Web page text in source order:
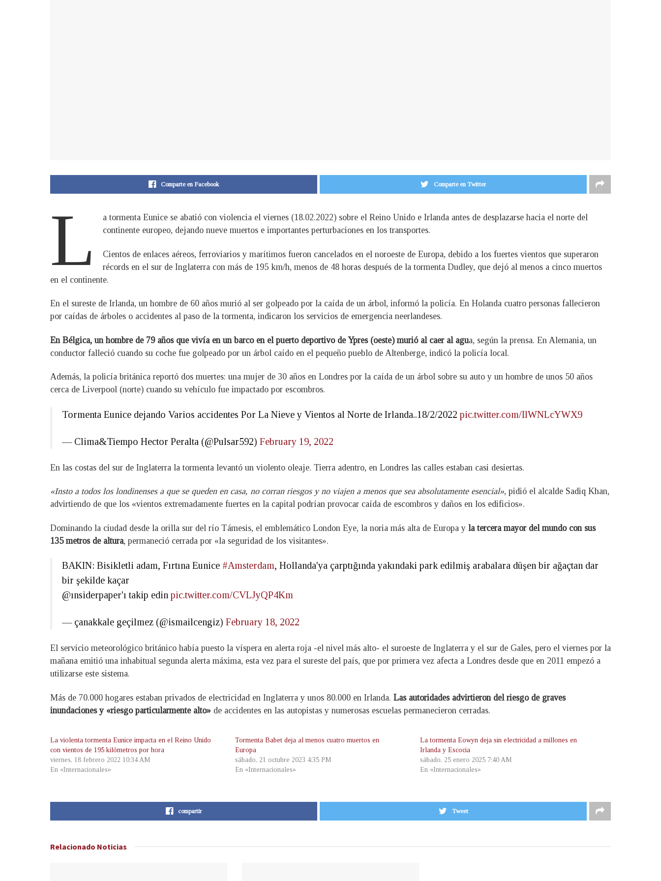
Comparte en Facebook Comparte en Twitter
L
a tormenta Eunice se abatió con violencia el viernes (18.02.2022) sobre el Reino Unido e Irlanda antes de desplazarse hacia el norte del
continente europeo, dejando nueve muertos e importantes perturbaciones en los transportes.
Cientos de enlaces aéreos, ferroviarios y marítimos fueron cancelados en el noroeste de Europa, debido a los fuertes vientos que superaron
récords en el sur de Inglaterra con más de 195 km/h, menos de 48 horas después de la tormenta Dudley, que dejó al menos a cinco muertos
en el continente.
En el sureste de Irlanda, un hombre de 60 años murió al ser golpeado por la caída de un árbol, informó la policía. En Holanda cuatro personas fallecieron
por caídas de árboles o accidentes al paso de la tormenta, indicaron los servicios de emergencia neerlandeses.
En Bélgica, un hombre de 79 años que vivía en un barco en el puerto deportivo de Ypres (oeste) murió al caer al agua, según la prensa. En Alemania, un
conductor falleció cuando su coche fue golpeado por un árbol caído en el pequeño pueblo de Altenberge, indicó la policía local.
Además, la policía británica reportó dos muertes: una mujer de 30 años en Londres por la caída de un árbol sobre su auto y un hombre de unos 50 años
cerca de Liverpool (norte) cuando su vehículo fue impactado por escombros.
Tormenta Eunice dejando Varios accidentes Por La Nieve y Vientos al Norte de Irlanda..18/2/2022 pic.twitter.com/IlWNLcYWX9
— Clima&Tiempo Hector Peralta (@Pulsar592) February 19, 2022
En las costas del sur de Inglaterra la tormenta levantó un violento oleaje. Tierra adentro, en Londres las calles estaban casi desiertas.
«Insto a todos los londinenses a que se queden en casa, no corran riesgos y no viajen a menos que sea absolutamente esencial», pidió el alcalde Sadiq Khan,
advirtiendo de que los «vientos extremadamente fuertes en la capital podrían provocar caída de escombros y daños en los edificios».
Dominando la ciudad desde la orilla sur del río Támesis, el emblemático London Eye, la noria más alta de Europa y la tercera mayor del mundo con sus
135 metros de altura, permaneció cerrada por «la seguridad de los visitantes».
BAKIN: Bisikletli adam, Fırtına Eunice #Amsterdam, Hollanda'ya çarptığında yakındaki park edilmiş arabalara düşen bir ağaçtan dar
bir şekilde kaçar
@ınsiderpaper'ı takip edin pic.twitter.com/CVLJyQP4Km
— çanakkale geçilmez (@ismailcengiz) February 18, 2022
El servicio meteorológico británico había puesto la víspera en alerta roja -el nivel más alto- el suroeste de Inglaterra y el sur de Gales, pero el viernes por la
mañana emitió una inhabitual segunda alerta máxima, esta vez para el sureste del país, que por primera vez afecta a Londres desde que en 2011 empezó a
utilizarse este sistema.
Más de 70.000 hogares estaban privados de electricidad en Inglaterra y unos 80.000 en Irlanda. Las autoridades advirtieron del riesgo de graves
inundaciones y «riesgo particularmente alto» de accidentes en las autopistas y numerosas escuelas permanecieron cerradas.
La violenta tormenta Eunice impacta en el Reino Unido
con vientos de 195 kilómetros por hora
viernes, 18 febrero 2022 10:34 AM
En «Internacionales»
Tormenta Babet deja al menos cuatro muertos en
Europa
sábado, 21 octubre 2023 4:35 PM
En «Internacionales»
La tormenta Eowyn deja sin electricidad a millones en
Irlanda y Escocia
sábado, 25 enero 2025 7:40 AM
En «Internacionales»
compartir Tweet
Relacionado Noticias